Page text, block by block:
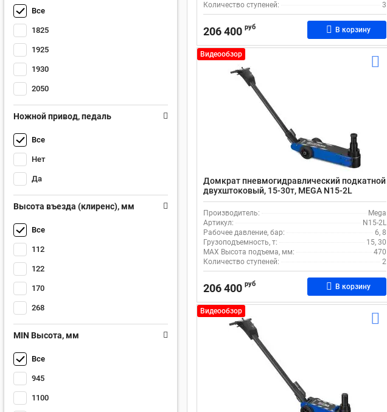
Все
1825
1925
1930
2050
Ножной привод, педаль
Все
Нет
Да
Высота въезда (клиренс), мм
Все
112
122
170
268
MIN Высота, мм
Все
945
1100
Количество ступеней:
3
206 400 руб В корзину
Видеообзор
Домкрат пневмогидравлический подкатной
двухштоковый, 15-30т, MEGA N15-2L
Производитель:
Mega
Артикул:
N15-2L
Рабочее давление, бар:
6, 8
Грузоподъемность, т:
15, 30
MAX Высота подъема, мм:
470
Количество ступеней:
2
206 400 руб В корзину
Видеообзор